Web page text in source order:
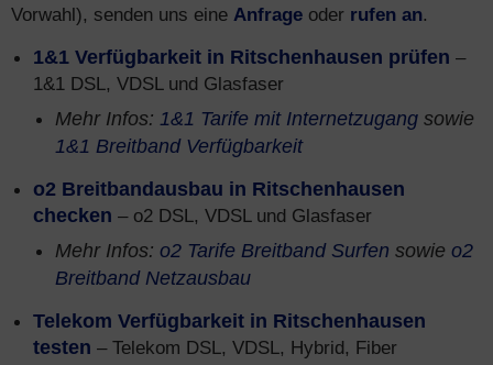
Vorwahl), senden uns eine Anfrage oder rufen an.
1&1 Verfügbarkeit in Ritschenhausen prüfen –
1&1 DSL, VDSL und Glasfaser
Mehr Infos: 1&1 Tarife mit Internetzugang sowie
1&1 Breitband Verfügbarkeit
o2 Breitbandausbau in Ritschenhausen
checken – o2 DSL, VDSL und Glasfaser
Mehr Infos: o2 Tarife Breitband Surfen sowie o2
Breitband Netzausbau
Telekom Verfügbarkeit in Ritschenhausen
testen – Telekom DSL, VDSL, Hybrid, Fiber